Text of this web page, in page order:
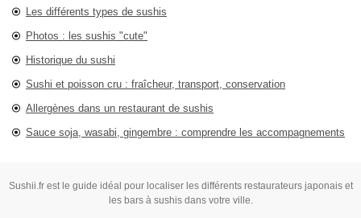
Les différents types de sushis
Photos : les sushis "cute"
Historique du sushi
Sushi et poisson cru : fraîcheur, transport, conservation
Allergènes dans un restaurant de sushis
Sauce soja, wasabi, gingembre : comprendre les accompagnements
Sushii.fr est le guide idéal pour localiser les différents restaurateurs japonais et
les bars à sushis dans votre ville.